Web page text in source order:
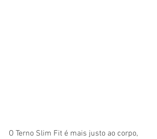
O Terno Slim Fit é mais justo ao corpo,